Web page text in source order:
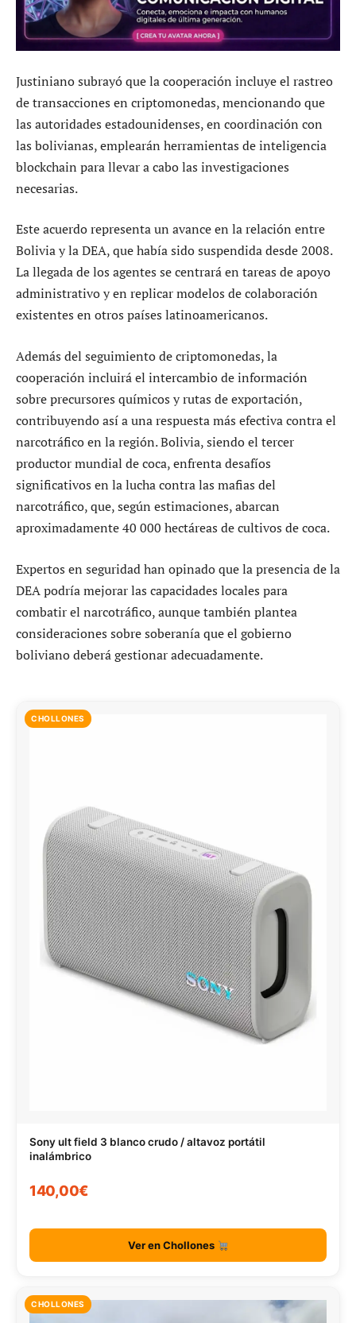
Justiniano subrayó que la cooperación incluye el rastreo
de transacciones en criptomonedas, mencionando que
las autoridades estadounidenses, en coordinación con
las bolivianas, emplearán herramientas de inteligencia
blockchain para llevar a cabo las investigaciones
necesarias.
Este acuerdo representa un avance en la relación entre
Bolivia y la DEA, que había sido suspendida desde 2008.
La llegada de los agentes se centrará en tareas de apoyo
administrativo y en replicar modelos de colaboración
existentes en otros países latinoamericanos.
Además del seguimiento de criptomonedas, la
cooperación incluirá el intercambio de información
sobre precursores químicos y rutas de exportación,
contribuyendo así a una respuesta más efectiva contra el
narcotráfico en la región. Bolivia, siendo el tercer
productor mundial de coca, enfrenta desafíos
significativos en la lucha contra las mafias del
narcotráfico, que, según estimaciones, abarcan
aproximadamente 40 000 hectáreas de cultivos de coca.
Expertos en seguridad han opinado que la presencia de la
DEA podría mejorar las capacidades locales para
combatir el narcotráfico, aunque también plantea
consideraciones sobre soberanía que el gobierno
boliviano deberá gestionar adecuadamente.
CHOLLONES
Sony ult field 3 blanco crudo / altavoz portátil
inalámbrico
140,00€
Ver en Chollones
CHOLLONES